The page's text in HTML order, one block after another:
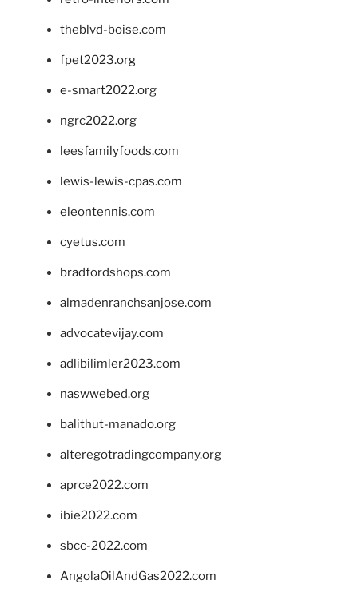
theblvd-boise.com
fpet2023.org
e-smart2022.org
ngrc2022.org
leesfamilyfoods.com
lewis-lewis-cpas.com
eleontennis.com
cyetus.com
bradfordshops.com
almadenranchsanjose.com
advocatevijay.com
adlibilimler2023.com
naswwebed.org
balithut-manado.org
alteregotradingcompany.org
aprce2022.com
ibie2022.com
sbcc-2022.com
AngolaOilAndGas2022.com